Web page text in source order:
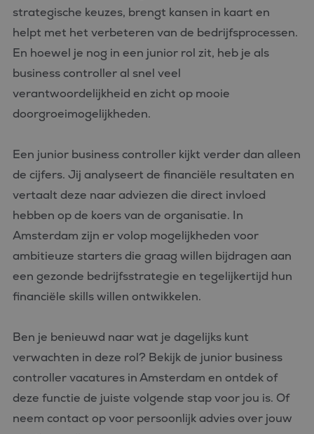
strategische keuzes, brengt kansen in kaart en
helpt met het verbeteren van de bedrijfsprocessen.
En hoewel je nog in een junior rol zit, heb je als
business controller al snel veel
verantwoordelijkheid en zicht op mooie
doorgroeimogelijkheden.
Een junior business controller kijkt verder dan alleen
de cijfers. Jij analyseert de financiële resultaten en
vertaalt deze naar adviezen die direct invloed
hebben op de koers van de organisatie. In
Amsterdam zijn er volop mogelijkheden voor
ambitieuze starters die graag willen bijdragen aan
een gezonde bedrijfsstrategie en tegelijkertijd hun
financiële skills willen ontwikkelen.
Ben je benieuwd naar wat je dagelijks kunt
verwachten in deze rol? Bekijk de junior business
controller vacatures in Amsterdam en ontdek of
deze functie de juiste volgende stap voor jou is. Of
neem contact op voor persoonlijk advies over jouw